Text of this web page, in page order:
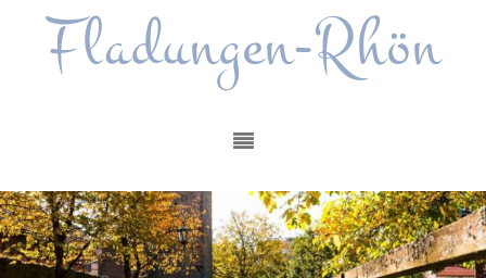
Fladungen-Rhön